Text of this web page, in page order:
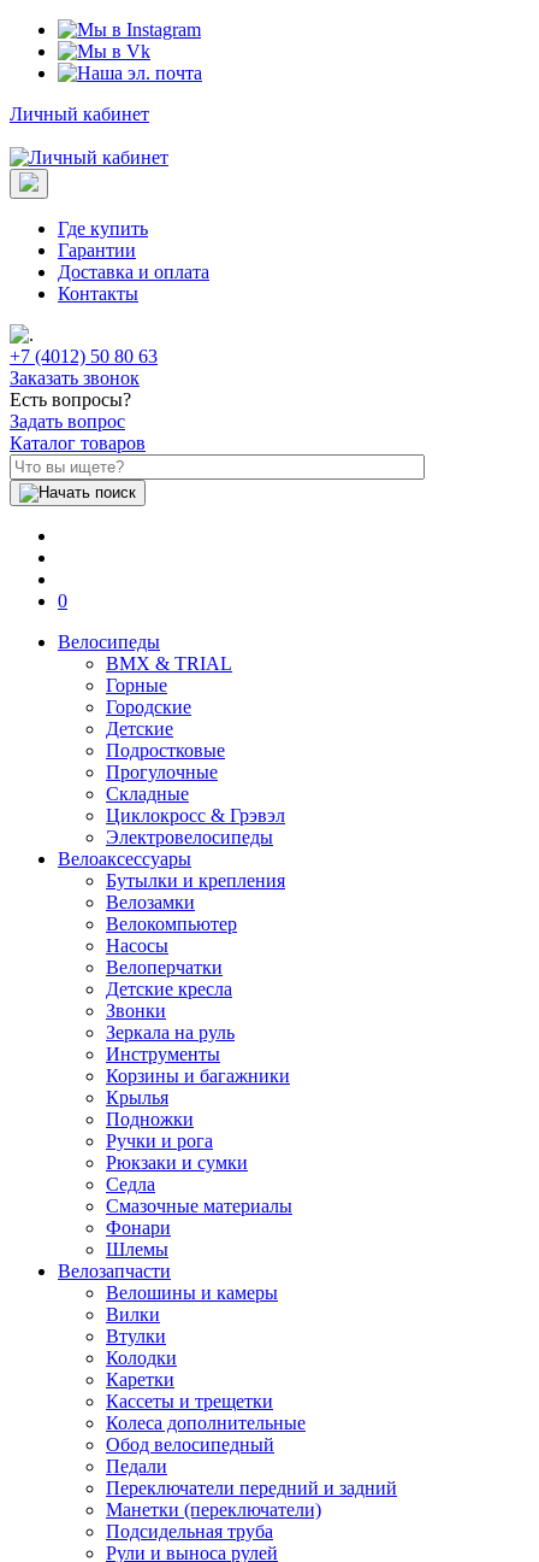
Личный кабинет
Где купить
Гарантии
Доставка и оплата
Контакты
+7 (4012) 50 80 63
Заказать звонок
Есть вопросы?
Задать вопрос
Каталог товаров
0
Велосипеды
BMX & TRIAL
Горные
Городские
Детские
Подростковые
Прогулочные
Складные
Циклокросс & Грэвэл
Электровелосипеды
Велоаксессуары
Бутылки и крепления
Велозамки
Велокомпьютер
Насосы
Велоперчатки
Детские кресла
Звонки
Зеркала на руль
Инструменты
Корзины и багажники
Крылья
Подножки
Ручки и рога
Рюкзаки и сумки
Седла
Смазочные материалы
Фонари
Шлемы
Велозапчасти
Велошины и камеры
Вилки
Втулки
Колодки
Каретки
Кассеты и трещетки
Колеса дополнительные
Обод велосипедный
Педали
Переключатели передний и задний
Манетки (переключатели)
Подсидельная труба
Рули и выноса рулей